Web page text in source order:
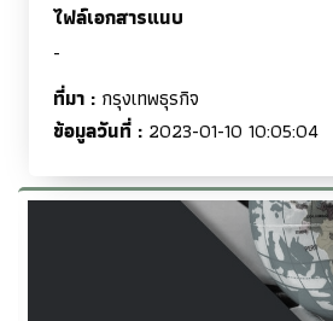
ไฟล์เอกสารแนบ
-
ที่มา : กรุงเทพธุรกิจ
ข้อมูลวันที่ : 2023-01-10 10:05:04